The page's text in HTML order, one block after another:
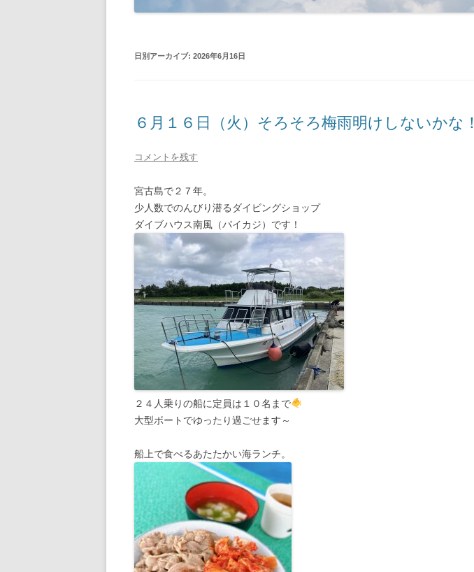
日別アーカイブ: 2026年6月16日
６月１６日（火）そろそろ梅雨明けしないかな！
コメントを残す
宮古島で２７年。
少人数でのんびり潜るダイビングショップ
ダイブハウス南風（パイカジ）です！
２４人乗りの船に定員は１０名まで
大型ボートでゆったり過ごせます～
船上で食べるあたたかい海ランチ。